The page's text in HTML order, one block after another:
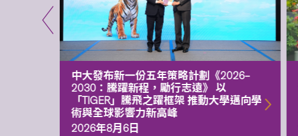
中大發布新一份五年策略計劃《2026‒
2030：騰躍新程，勵行志遠》 以
「TIGER」騰飛之躍框架 推動大學邁向學
術與全球影響力新高峰
2026年8月6日